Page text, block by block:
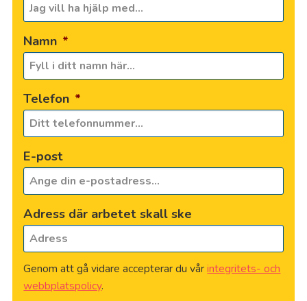
Namn *
Telefon *
E-post
Adress där arbetet skall ske
Genom att gå vidare accepterar du vårintegritets- och
webbplatspolicy.